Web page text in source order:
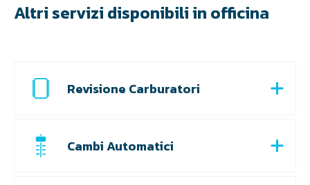
Altri servizi disponibili in officina
Revisione Carburatori
Cambi Automatici